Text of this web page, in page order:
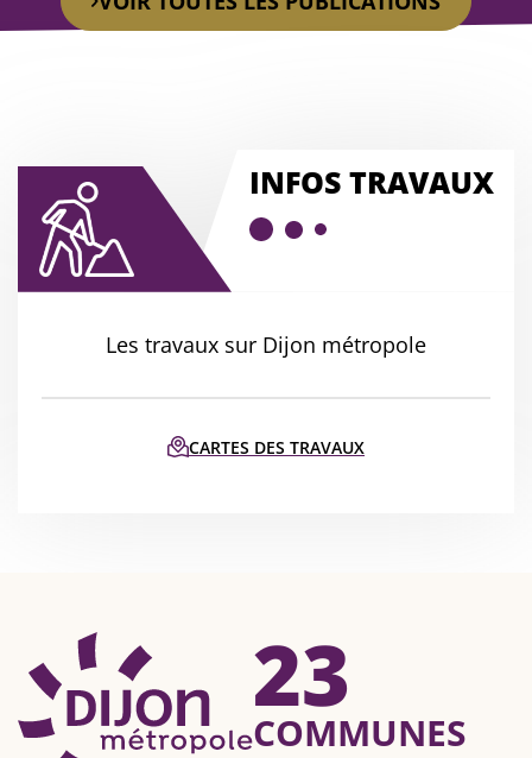
INFOS TRAVAUX
Les travaux sur Dijon métropole
CARTES DES TRAVAUX
DIJON
23
COMMUNES